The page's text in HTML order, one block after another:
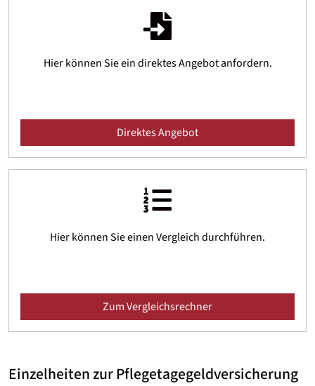
Hier können Sie ein direktes Angebot anfordern.
Direktes Angebot
Hier können Sie einen Vergleich durchführen.
Zum Vergleichsrechner
Einzelheiten zur Pflegetagegeld­versicherung